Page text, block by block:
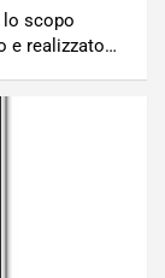
lo scopo
e realizzato…